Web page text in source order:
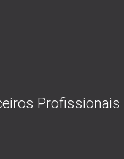
Profissionais